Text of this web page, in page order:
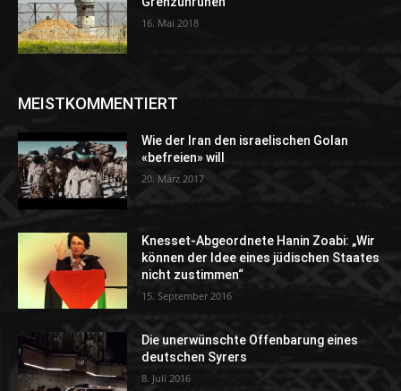
16. Mai 2018
MEISTKOMMENTIERT
Wie der Iran den israelischen Golan
«befreien» will
20. März 2017
Knesset-Abgeordnete Hanin Zoabi: „Wir
können der Idee eines jüdischen Staates
nicht zustimmen“
15. September 2016
Die unerwünschte Offenbarung eines
deutschen Syrers
8. Juli 2016